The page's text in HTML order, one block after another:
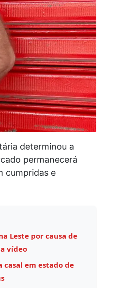
determinou a
permanecerá
cumpridas e
Leste por causa de
vídeo
em estado de